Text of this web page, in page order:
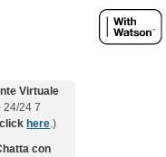
Virtuale
24/24 7
here.)
con